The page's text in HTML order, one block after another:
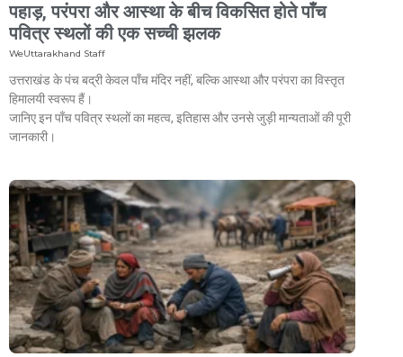
पहाड़, परंपरा और आस्था के बीच विकसित होते पाँच
पवित्र स्थलों की एक सच्ची झलक
WeUttarakhand Staff
उत्तराखंड के पंच बद्री केवल पाँच मंदिर नहीं, बल्कि आस्था और परंपरा का विस्तृत
हिमालयी स्वरूप हैं।
जानिए इन पाँच पवित्र स्थलों का महत्व, इतिहास और उनसे जुड़ी मान्यताओं की पूरी
जानकारी।